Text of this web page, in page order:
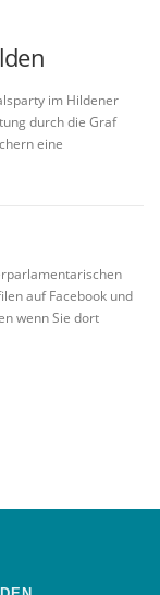
im Hildener
durch die Graf
eine
auf Facebook und
wenn Sie dort